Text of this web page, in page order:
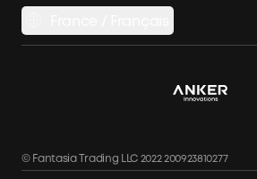
Sécurité et confidentialité
© Fantasia Trading LLC 2022 200923810277